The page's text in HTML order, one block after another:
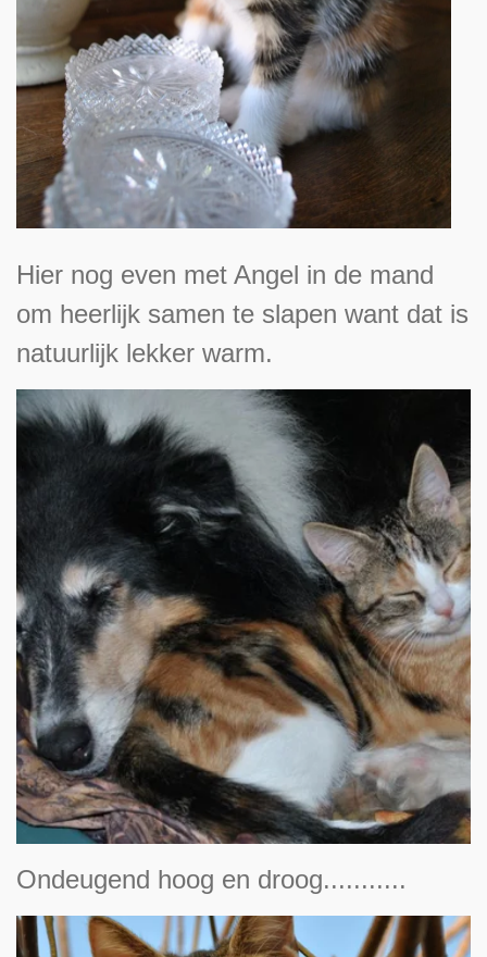
Hier nog even met Angel in de mand
om heerlijk samen te slapen want dat is
natuurlijk lekker warm.
Ondeugend hoog en droog...........